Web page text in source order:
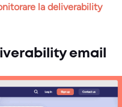
la deliverability
email